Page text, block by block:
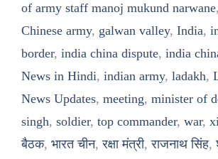
of army staff manoj mukund narwane,
Chinese army, galwan valley, India,
border, india china dispute, india
News in Hindi, indian army, ladakh,
News Updates, meeting, minister of
singh, soldier, top commander, war,
बैठक, भारत चीन,रक्षा मंत्री,राजनाथ सिंह,